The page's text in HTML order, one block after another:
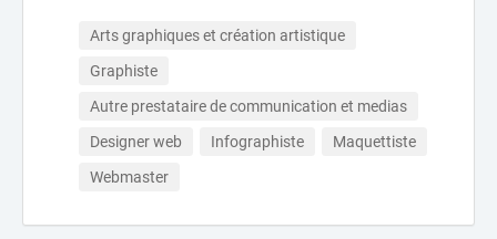
Arts graphiques et création artistique
Graphiste
Autre prestataire de communication et medias
Designer web
Infographiste
Maquettiste
Webmaster